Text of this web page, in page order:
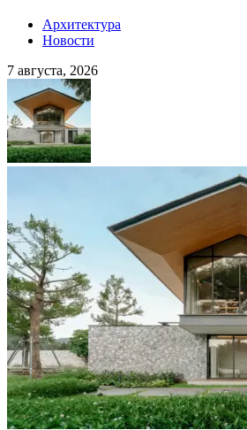
Архитектура
Новости
7 августа, 2026